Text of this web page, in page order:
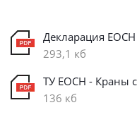
Декларация
293,1 кб
ТУ ЕОСН - Краны
136 кб